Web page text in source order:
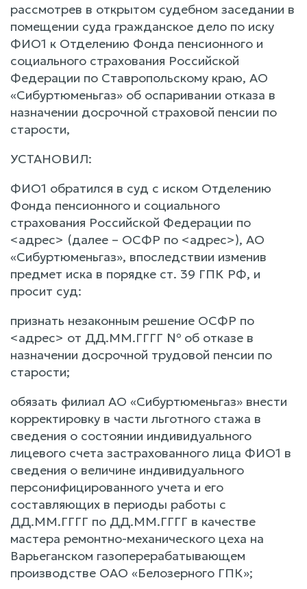
рассмотрев в открытом судебном заседании в
помещении суда гражданское дело по иску
ФИО1 к Отделению Фонда пенсионного и
социального страхования Российской
Федерации по Ставропольскому краю, АО
«Сибуртюменьгаз» об оспаривании отказа в
назначении досрочной страховой пенсии по
старости,
УСТАНОВИЛ:
ФИО1 обратился в суд с иском Отделению
Фонда пенсионного и социального
страхования Российской Федерации по
<адрес> (далее – ОСФР по <адрес>), АО
«Сибуртюменьгаз», впоследствии изменив
предмет иска в порядке ст. 39 ГПК РФ, и
просит суд:
признать незаконным решение ОСФР по
<адрес> от ДД.ММ.ГГГГ № об отказе в
назначении досрочной трудовой пенсии по
старости;
обязать филиал АО «Сибуртюменьгаз» внести
корректировку в части льготного стажа в
сведения о состоянии индивидуального
лицевого счета застрахованного лица ФИО1 в
сведения о величине индивидуального
персонифицированного учета и его
составляющих в периоды работы с
ДД.ММ.ГГГГ по ДД.ММ.ГГГГ в качестве
мастера ремонтно-механического цеха на
Варьеганском газоперерабатывающем
производстве ОАО «Белозерного ГПК»;